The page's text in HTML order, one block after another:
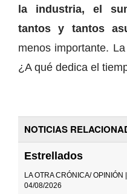
la industria, el
tantos y tantos
menos importante.
¿A qué dedica el
NOTICIAS
Estrellados
LA OTRA CRÓNICA/ OPINIÓN |
04/08/2026